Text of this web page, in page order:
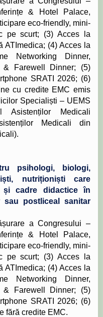
& Hotel Palace,
eco-friendly, mini-
pe scurt; (3) Acces la
ATImedica; (4) Acces la
Networking Dinner,
& Farewell Dinner; (5)
SRATI 2026; (6)
cu credite EMC emis
Specialiști – UEMS
Medicali
Medicali din
psihologi, biologi,
nutriționiști care
și cadre didactice în
sau postliceal sanitar
a Congresului –
& Hotel Palace,
eco-friendly, mini-
pe scurt; (3) Acces la
ATImedica; (4) Acces la
Networking Dinner,
& Farewell Dinner; (5)
SRATI 2026; (6)
fără credite EMC.